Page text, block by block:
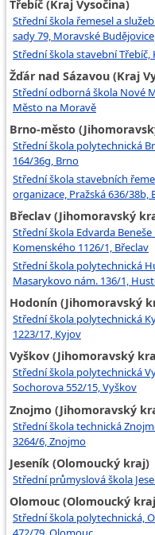
Třebíč (Kraj Vysočina)
Střední škola řemesel a
sady 79, Moravské Budějovice
Střední škola stavební Třebíč,
Žďár nad Sázavou (Kraj
Střední odborná škola Nové
Město na Moravě
Brno-město
Střední škola polytechnická
164/36g, Brno
Střední škola stavebních
organizace, Pražská 636/38b,
Břeclav (Jihomoravský
Střední škola Edvarda
Komenského 1126/1, Břeclav
Střední škola polytechnická
Masarykovo nám. 136/1,
Hodonín (Jihomoravský
Střední škola polytechnická
1223/17, Kyjov
Vyškov (Jihomoravský
Střední škola polytechnická
Sochorova 552/15, Vyškov
Znojmo (Jihomoravský
Střední škola technická
3264/6, Znojmo
Jeseník (Olomoucký kraj)
Střední průmyslová škola
Olomouc (Olomoucký
Střední škola polytechnická,